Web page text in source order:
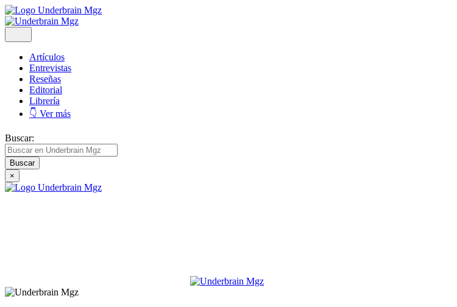
Artículos
Entrevistas
Reseñas
Editorial
Librería
👇 Ver más
Buscar:
×